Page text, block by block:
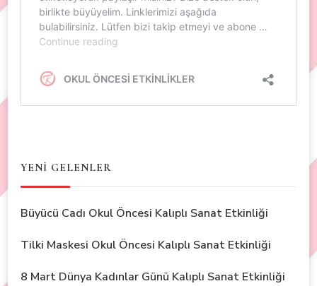
YENİ GELENLER
Büyücü Cadı Okul Öncesi Kalıplı Sanat Etkinliği
Tilki Maskesi Okul Öncesi Kalıplı Sanat Etkinliği
8 Mart Dünya Kadınlar Günü Kalıplı Sanat Etkinliği